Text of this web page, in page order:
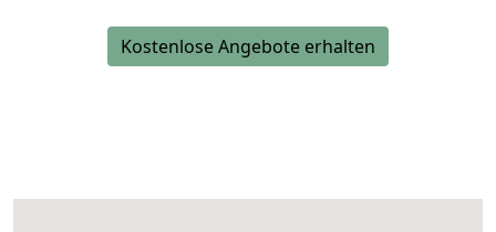
Kostenlose Angebote erhalten